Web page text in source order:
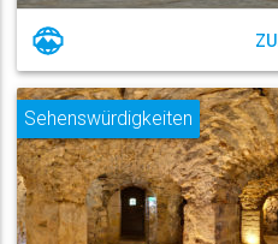
Sehenswürdigkeiten